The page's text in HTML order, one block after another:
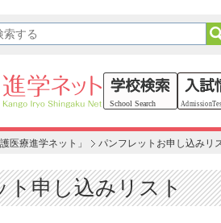
医療進学ネット」 パンフレットお申し込みリ
ト申し込みリスト